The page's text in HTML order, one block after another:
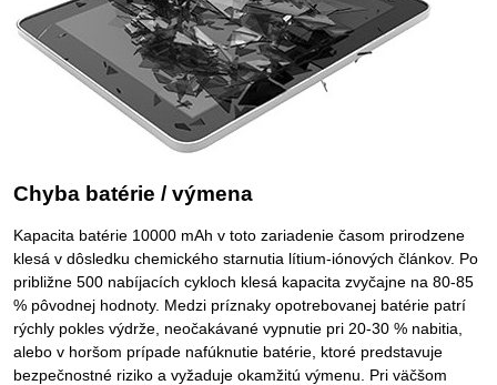
Chyba batérie / výmena
Kapacita batérie 10000 mAh v toto zariadenie časom prirodzene
klesá v dôsledku chemického starnutia lítium-iónových článkov. Po
približne 500 nabíjacích cykloch klesá kapacita zvyčajne na 80-85
% pôvodnej hodnoty. Medzi príznaky opotrebovanej batérie patrí
rýchly pokles výdrže, neočakávané vypnutie pri 20-30 % nabitia,
alebo v horšom prípade nafúknutie batérie, ktoré predstavuje
bezpečnostné riziko a vyžaduje okamžitú výmenu. Pri väčšom